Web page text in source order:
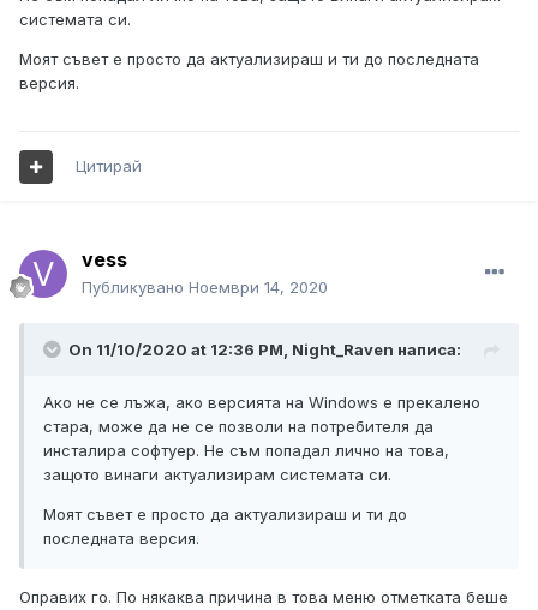
системата си.
Моят съвет е просто да актуализираш и ти до последната
версия.
Цитирай
vess
Публикувано Ноември 14, 2020
On 11/10/2020 at 12:36 PM, Night_Raven написа:
Ако не се лъжа, ако версията на Windows е прекалено
стара, може да не се позволи на потребителя да
инсталира софтуер. Не съм попадал лично на това,
защото винаги актуализирам системата си.
Моят съвет е просто да актуализираш и ти до
последната версия.
Оправих го. По някаква причина в това меню отметката беше